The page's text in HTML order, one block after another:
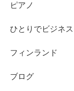
ピアノ
ひとりでビジネス
フィンランド
ブログ